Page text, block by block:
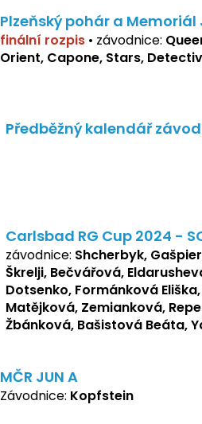
Plzeňský pohár a Memoriál
finální rozpis • závodnice:
Orient, Capone, Stars,
Předběžný kalendář
Carlsbad RG Cup 2024 -
závodnice: Shcherbyk,
Škrelji, Bečvářová,
Dotsenko, Formánková
Matějková, Zemianková,
Žbánková, Bašistová Beáta,
Flaksová
MČR JUN A
Závodnice: Kopfstein